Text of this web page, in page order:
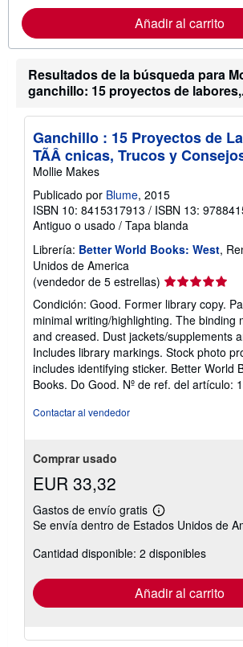
a
i
r
r
í
o
Añadir al carrito
Resultados de la búsqueda para
ganchillo: 15 proyectos de
Ganchillo : 15 Proyectos de
TÃÂ cnicas, Trucos y
Mollie Makes
Publicado por Blume, 2015
ISBN 10: 8415317913 / ISBN 13:
Antiguo o usado / Tapa blanda
Librería: Better World Books: West,
Unidos de America
(vendedor de 5 estrellas) Calificación
del
vendedor:
5
de
5
estrellas
Condición: Good. Former library copy.
minimal writing/highlighting. The binding
and creased. Dust jackets/supplements
Includes library markings. Stock photo
includes identifying sticker. Better World
Books. Do Good. Nº de ref. del artículo:
Contactar al vendedor
Comprar usado
EUR 33,32
Gastos de envío gratis
Más
información
las
tarifas
envío
Se envía dentro de Estados Unidos de
Cantidad disponible: 2 disponibles
Añadir al carrito